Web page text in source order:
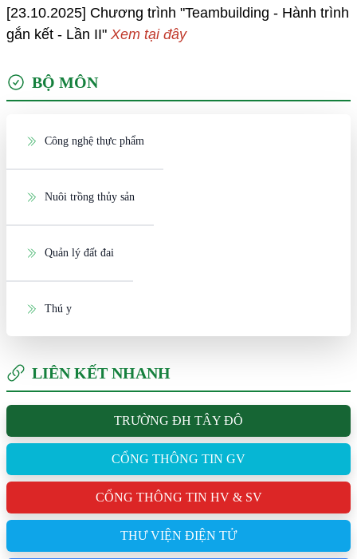
[23.10.2025] Chương trình "Teambuilding - Hành trình
gắn kết - Lần II" Xem tại đây
BỘ MÔN
Công nghệ thực phẩm
Nuôi trồng thủy sản
Quản lý đất đai
Thú y
LIÊN KẾT NHANH
TRƯỜNG ĐH TÂY ĐÔ
CỔNG THÔNG TIN GV
CỔNG THÔNG TIN HV & SV
THƯ VIỆN ĐIỆN TỬ